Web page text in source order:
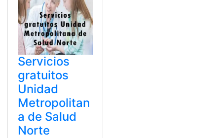
Servicios
gratuitos
Unidad
Metropolitan
a de Salud
Norte